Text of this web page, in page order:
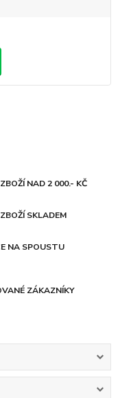
NAD 2 000.- KČ
SKLADEM
NA SPOUSTU
ZÁKAZNÍKY